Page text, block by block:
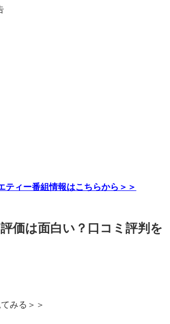
ィー番組情報はこちらから＞＞
価は面白い？口コミ評判を
みる＞＞